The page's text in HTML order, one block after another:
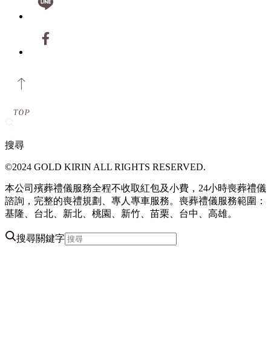
搜尋
©2024 GOLD KIRIN ALL RIGHTS RESERVED.
本公司殯葬禮儀服務全程不收取紅包及小費，24小時喪葬禮儀
諮詢，完整的喪禮規劃、專人專車服務。喪葬禮儀服務範圍：
基隆、台北、新北、桃園、新竹、苗栗、台中、高雄。
搜尋關鍵字